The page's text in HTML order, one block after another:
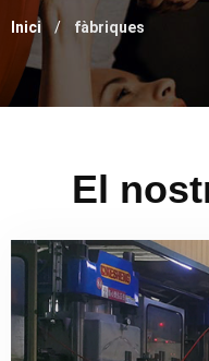
Inici fàbriques
El